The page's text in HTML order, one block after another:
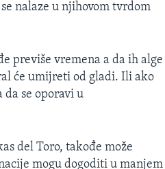
nalaze u njihovom tvrdom
previše vremena a da ih alge
će umijreti od gladi. Ili ako
se oporavi u
del Toro, takođe može
mogu dogoditi u manjem